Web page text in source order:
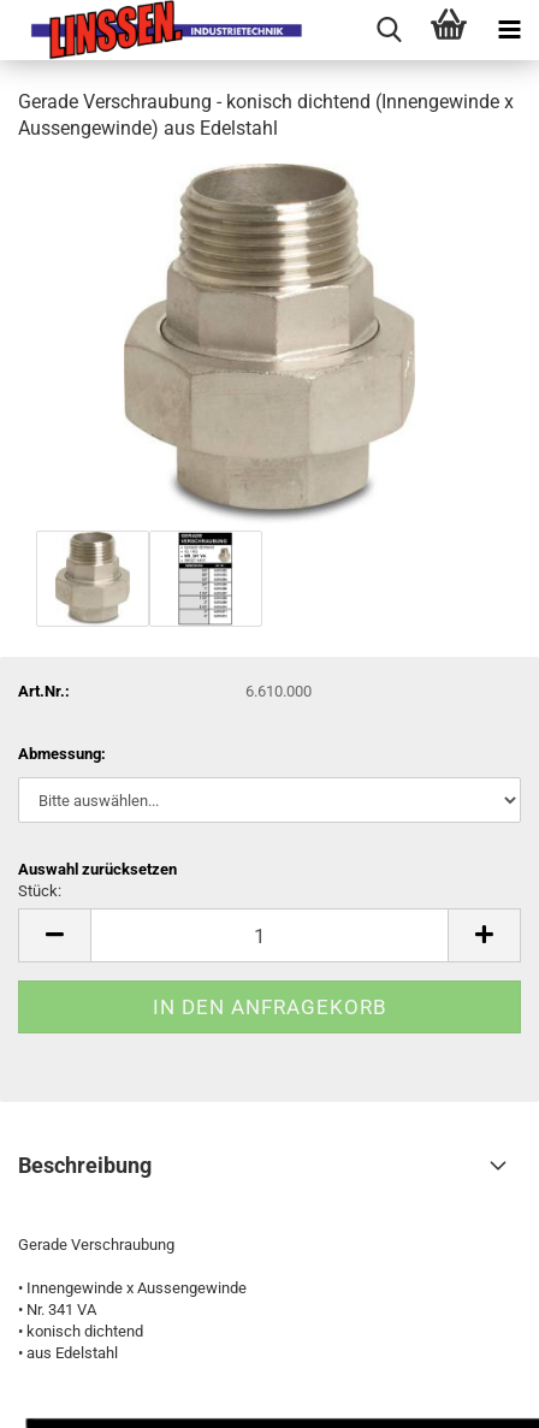
Gerade Verschraubung - konisch dichtend (Innengewinde x
Aussengewinde) aus Edelstahl
Art.Nr.: 6.610.000
Abmessung:
Auswahl zurücksetzen
Stück:
Beschreibung
Gerade Verschraubung
• Innengewinde x Aussengewinde
• Nr. 341 VA
• konisch dichtend
• aus Edelstahl